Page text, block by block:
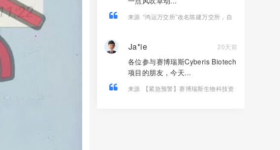
来源 “鸿运万交所”改名陈建万交所，自
Ja*ie 20天前
各位参与赛博瑞斯Cyberis Biotech
项目的朋友，今天...
来源
【紧急预警】赛博瑞斯生物科技资